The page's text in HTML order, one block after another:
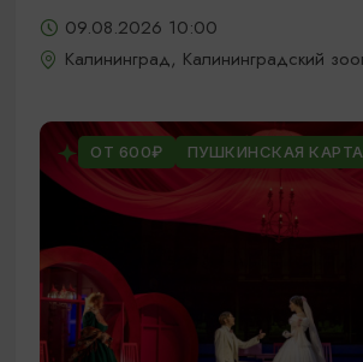
09.08.2026 10:00
Калининград, Калининградский
ОТ 600₽ ПУШКИНСКАЯ КАРТА